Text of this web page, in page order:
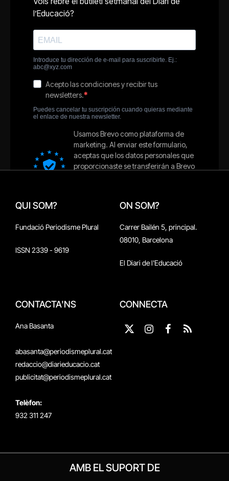
QUI SOM?
Fundació Periodisme Plural
ISSN 2339 - 9619
ON SOM?
Carrer Bailén 5, principal.
08010, Barcelona
El Diari de l'Educació
CONTACTA'NS
Ana Basanta
abasanta@periodismeplural.cat
redaccio@diarieducacio.cat
publicitat@periodismeplural.cat
Telèfon:
932 311 247
CONNECTA
X
Instagram
Facebook
RSS
AMB EL SUPORT DE